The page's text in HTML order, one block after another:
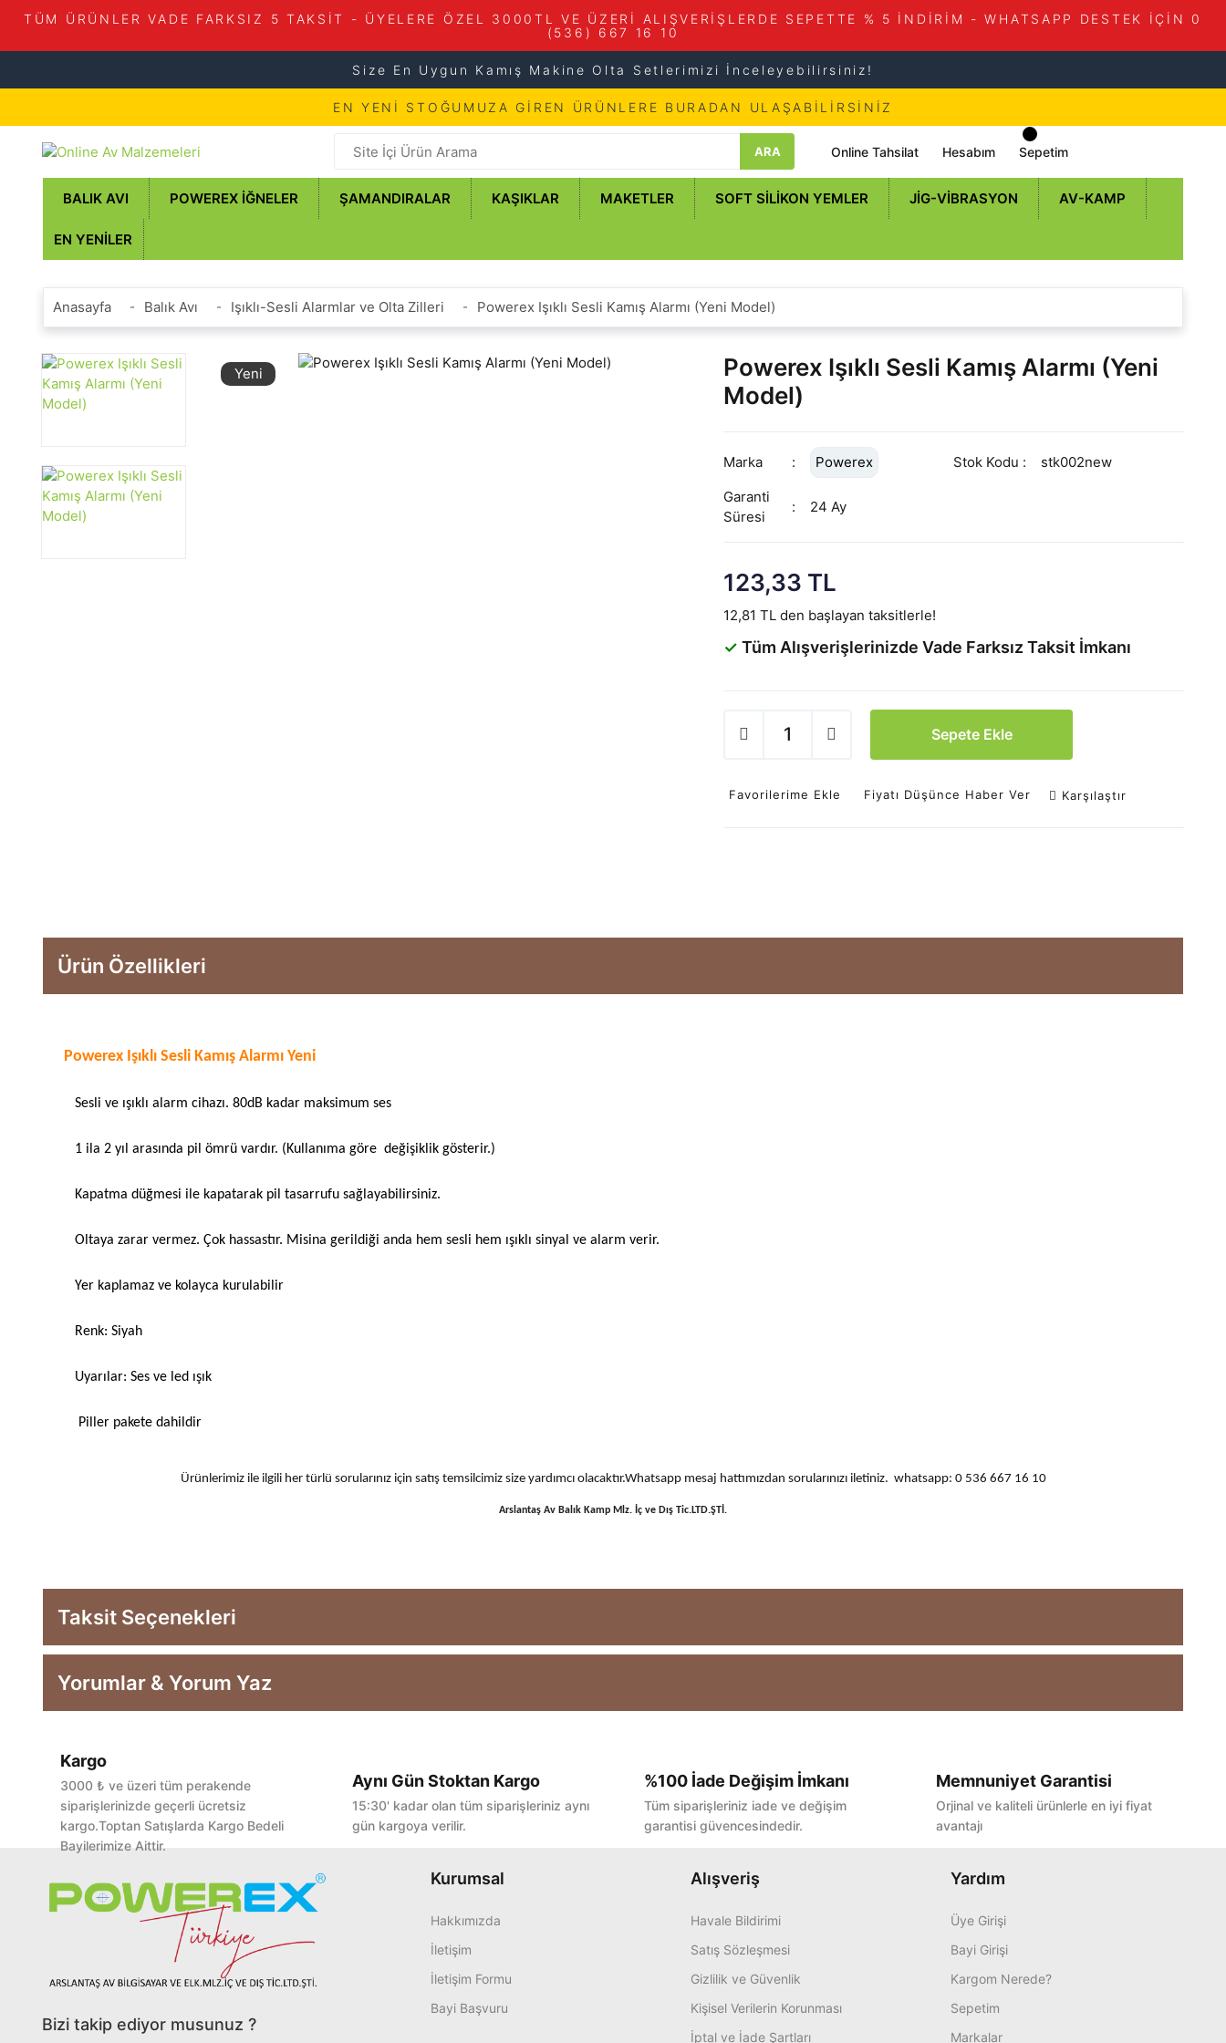
TÜM ÜRÜNLER VADE FARKSIZ 5 TAKSİT - ÜYELERE ÖZEL 3000TL VE ÜZERİ ALIŞVERİŞLERDE SEPETTE % 5 İNDİRİM - WHATSAPP DESTEK İÇİN 0
(536) 667 16 10
Size En Uygun Kamış Makine Olta Setlerimizi İnceleyebilirsiniz!
EN YENİ STOĞUMUZA GİREN ÜRÜNLERE BURADAN ULAŞABİLİRSİNİZ
ARA Online Tahsilat Hesabım Sepetim
BALIK AVI POWEREX İĞNELER ŞAMANDIRALAR KAŞIKLAR MAKETLER SOFT SILIKON YEMLER JIG-VIBRASYON AV-KAMP
EN YENILER
Anasayfa Balık Avı Işıklı-Sesli Alarmlar ve Olta Zilleri Powerex Işıklı Sesli Kamış Alarmı (Yeni Model)
Yeni
Powerex Işıklı Sesli Kamış Alarmı (Yeni
Model)
Marka Powerex Stok Kodu
stk002new
Garanti
Süresi
24 Ay
123,33 TL
12,81 TL den başlayan taksitlerle!
✓ Tüm Alışverişlerinizde Vade Farksız Taksit İmkanı
Sepete Ekle
Favorilerime Ekle Fiyatı Düşünce Haber Ver Karşılaştır
Ürün Özellikleri
Powerex Işıklı Sesli Kamış Alarmı Yeni
Sesli ve ışıklı alarm cihazı. 80dB kadar maksimum ses
1 ila 2 yıl arasında pil ömrü vardır. (Kullanıma göre değişiklik gösterir.)
Kapatma düğmesi ile kapatarak pil tasarrufu sağlayabilirsiniz.
Oltaya zarar vermez. Çok hassastır. Misina gerildiği anda hem sesli hem ışıklı sinyal ve alarm verir.
Yer kaplamaz ve kolayca kurulabilir
Renk: Siyah
Uyarılar: Ses ve led ışık
Piller pakete dahildir
Ürünlerimiz ile ilgili her türlü sorularınız için satış temsilcimiz size yardımcı olacaktır.Whatsapp mesaj hattımızdan sorularınızı iletiniz. whatsapp: 0 536 667 16 10
Arslantaş Av Balık Kamp Mlz. İç ve Dış Tic.LTD.ŞTİ.
Taksit Seçenekleri
Yorumlar & Yorum Yaz
Bu ürüne ilk yorumu siz yapın!
Kargo
3000 ₺ ve üzeri tüm perakende
siparişlerinizde geçerli ücretsiz
kargo.Toptan Satışlarda Kargo Bedeli
Bayilerimize Aittir.
Aynı Gün Stoktan Kargo
15:30' kadar olan tüm siparişleriniz aynı
gün kargoya verilir.
%100 İade Değişim İmkanı
Tüm siparişleriniz iade ve değişim
garantisi güvencesindedir.
Memnuniyet Garantisi
Orjinal ve kaliteli ürünlerle en iyi fiyat
avantajı
Bizi takip ediyor musunuz ?
Kurumsal
Hakkımızda
İletişim
İletişim Formu
Bayi Başvuru
Alışveriş
Havale Bildirimi
Satış Sözleşmesi
Gizlilik ve Güvenlik
Kişisel Verilerin Korunması
İptal ve İade Şartları
Yardım
Üye Girişi
Bayi Girişi
Kargom Nerede?
Sepetim
Markalar